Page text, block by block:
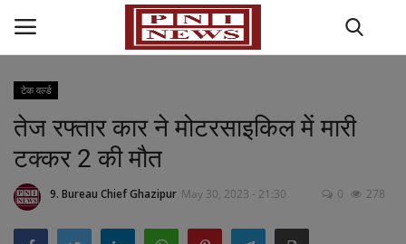
Home
राज्य-शहर
राजनीति
टेक वर्ल्ड
तेज रफ्तार कार ने मोटरसाइकिल में मारी
टक्कर 2 की मौत
9. Bureau Chief Ghazipur May 30, 2023 - 21:30 0 278